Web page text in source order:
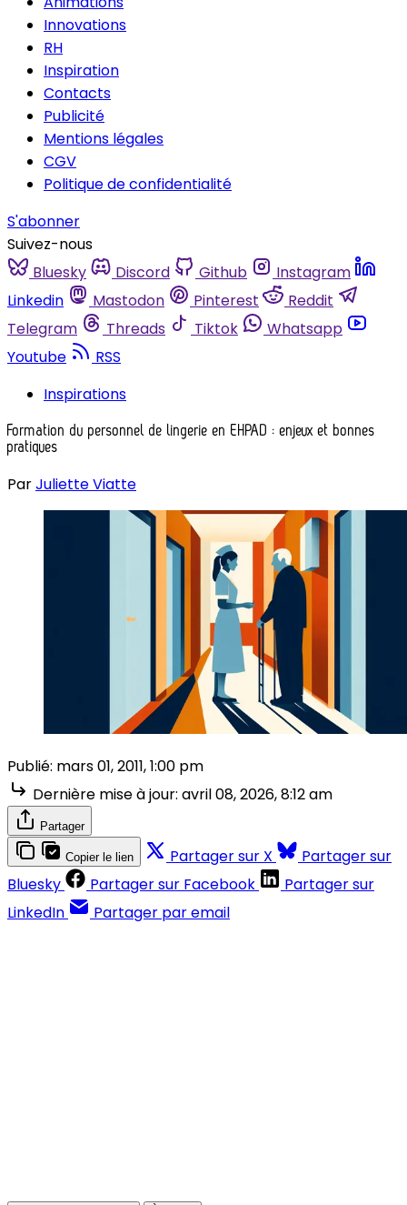
Innovations
RH
Inspiration
Contacts
Publicité
Mentions légales
CGV
Politique de confidentialité
S'abonner
Suivez-nous
Bluesky
Discord Github
Instagram
Linkedin
Mastodon Pinterest
Reddit
Telegram
Threads Tiktok
Whatsapp
Youtube
RSS
Inspirations
Formation du personnel de lingerie en EHPAD : enjeux et bonnes
pratiques
ParJuliette Viatte
Publié: mars 01, 2011, 1:00 pm
Dernière mise à jour: avril 08, 2026, 8:12 am
Partager
Copier le lien Partager sur X
Partager sur
Bluesky
Partager sur Facebook
Partager sur
LinkedIn
Partager par email